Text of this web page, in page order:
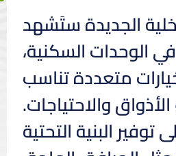
الجديدة ستَشهد
في الوحدات السكنية،
متعددة تناسب
والاحتياجات.
توفير البنية التحتية